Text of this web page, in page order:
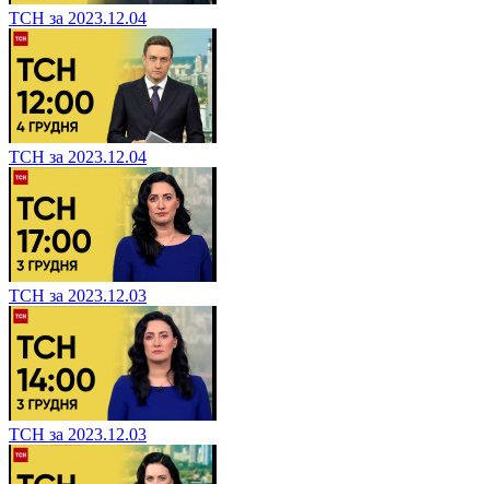
ТСН за 2023.12.04
ТСН за 2023.12.04
ТСН за 2023.12.03
ТСН за 2023.12.03